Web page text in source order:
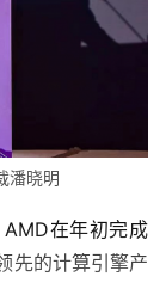
潘晓明
在年初完成
先的计算引擎产